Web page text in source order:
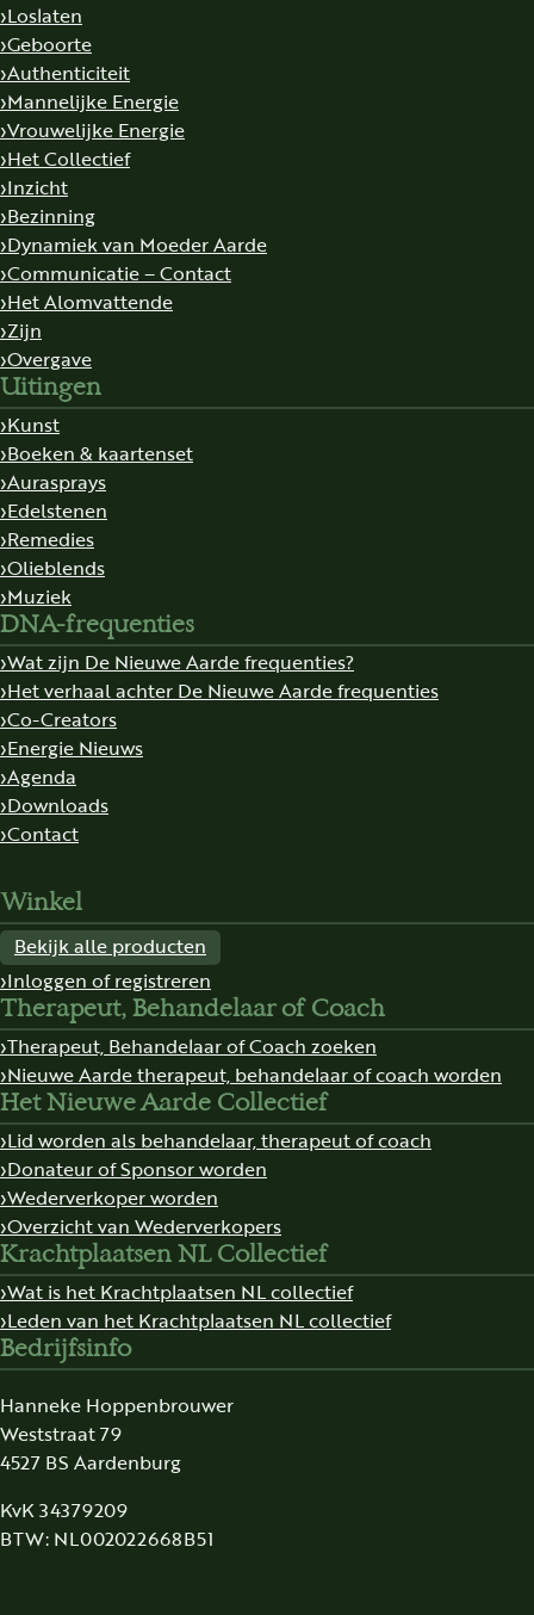
Loslaten
Geboorte
Authenticiteit
Mannelijke Energie
Vrouwelijke Energie
Het Collectief
Inzicht
Bezinning
Dynamiek van Moeder Aarde
Communicatie – Contact
Het Alomvattende
Zijn
Overgave
Uitingen
Kunst
Boeken & kaartenset
Aurasprays
Edelstenen
Remedies
Olieblends
Muziek
DNA-frequenties
Wat zijn De Nieuwe Aarde frequenties?
Het verhaal achter De Nieuwe Aarde frequenties
Co-Creators
Energie Nieuws
Agenda
Downloads
Contact
Winkel
Bekijk alle producten
Inloggen of registreren
Therapeut, Behandelaar of Coach
Therapeut, Behandelaar of Coach zoeken
Nieuwe Aarde therapeut, behandelaar of coach worden
Het Nieuwe Aarde Collectief
Lid worden als behandelaar, therapeut of coach
Donateur of Sponsor worden
Wederverkoper worden
Overzicht van Wederverkopers
Krachtplaatsen NL Collectief
Wat is het Krachtplaatsen NL collectief
Leden van het Krachtplaatsen NL collectief
Bedrijfsinfo
Hanneke Hoppenbrouwer
Weststraat 79
4527 BS Aardenburg
KvK 34379209
BTW: NL002022668B51